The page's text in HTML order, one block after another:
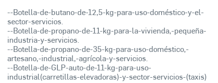
--Botella-de-butano-de-12,5-kg-para-uso-doméstico-y-el-
sector-servicios.
--Botella-de-propano-de-11-kg-para-la-vivienda,-pequeña-
industria-y-servicios.
--Botella-de-propano-de-35-kg-para-uso-doméstico,-
artesano,-industrial,-agrícola-y-servicios.
--Botella-de-GLP-auto-de-11-kg-para-uso-
industrial(carretillas-elevadoras)-y-sector-servicios-(taxis)